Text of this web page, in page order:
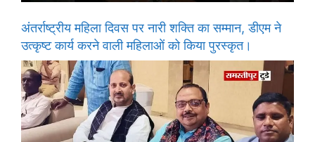
अंतर्राष्ट्रीय महिला दिवस पर नारी शक्ति का सम्मान, डीएम ने
उत्कृष्ट कार्य करने वाली महिलाओं को किया पुरस्कृत।